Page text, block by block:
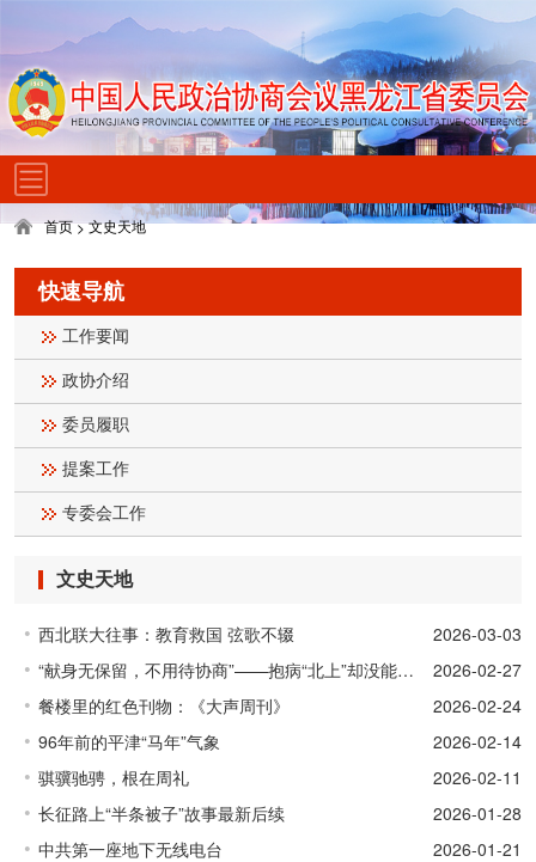
首页>文史天地
快速导航
工作要闻
政协介绍
委员履职
提案工作
专委会工作
文史天地
西北联大往事：教育救国 弦歌不辍
2026-03-03
“献身无保留，不用待协商”——抱病“北上”却没能参加新政协会议的冯裕芳
2026-02-27
餐楼里的红色刊物：《大声周刊》
2026-02-24
96年前的平津“马年”气象
2026-02-14
骐骥驰骋，根在周礼
2026-02-11
长征路上“半条被子”故事最新后续
2026-01-28
中共第一座地下无线电台
2026-01-21